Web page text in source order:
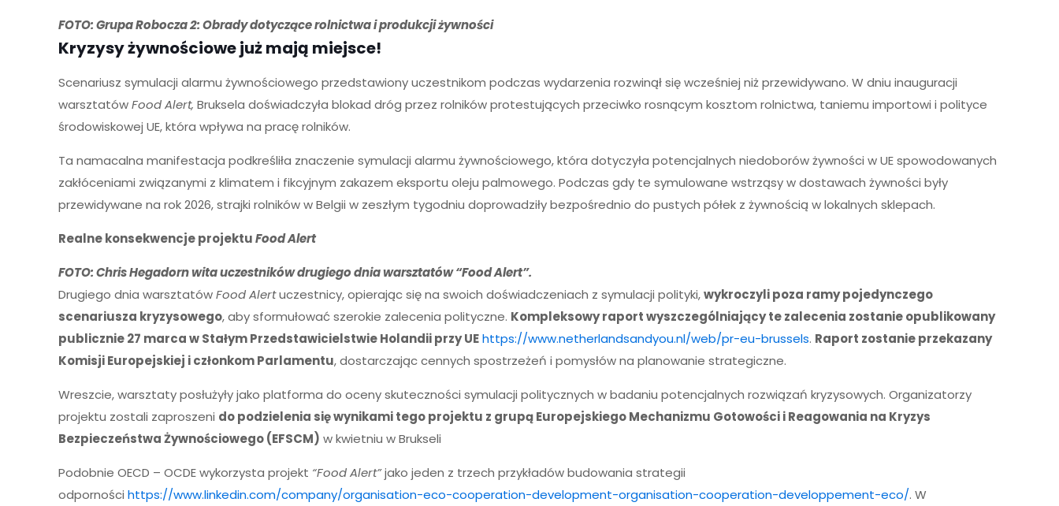
FOTO: Grupa Robocza 2: Obrady dotyczące rolnictwa i produkcji żywności
Kryzysy żywnościowe już mają miejsce!
Scenariusz symulacji alarmu żywnościowego przedstawiony uczestnikom podczas wydarzenia rozwinął się wcześniej niż przewidywano. W dniu inauguracji
warsztatówFood Alert, Bruksela doświadczyła blokad dróg przez rolników protestujących przeciwko rosnącym kosztom rolnictwa, taniemu importowi i polityce
środowiskowej UE, która wpływa na pracę rolników.
Ta namacalna manifestacja podkreśliła znaczenie symulacji alarmu żywnościowego, która dotyczyła potencjalnych niedoborów żywności w UE spowodowanych
zakłóceniami związanymi z klimatem i fikcyjnym zakazem eksportu oleju palmowego. Podczas gdy te symulowane wstrząsy w dostawach żywności były
przewidywane na rok 2026, strajki rolników w Belgii w zeszłym tygodniu doprowadziły bezpośrednio do pustych półek z żywnością w lokalnych sklepach.
Realne konsekwencje projektuFood Alert
FOTO: Chris Hegadorn wita uczestników drugiego dnia warsztatów “Food Alert”.
Drugiego dnia warsztatówFood Alertuczestnicy, opierając się na swoich doświadczeniach z symulacji polityki,wykroczyli poza ramy pojedynczego
scenariusza kryzysowego, aby sformułować szerokie zalecenia polityczne. Kompleksowy raport wyszczególniający te zalecenia zostanie opublikowany
publicznie 27 marca w Stałym Przedstawicielstwie Holandii przy UEhttps://www.netherlandsandyou.nl/web/pr-eu-brussels. Raport zostanie przekazany
Komisji Europejskiej i członkom Parlamentu, dostarczając cennych spostrzeżeń i pomysłów na planowanie strategiczne.
Wreszcie, warsztaty posłużyły jako platforma do oceny skuteczności symulacji politycznych w badaniu potencjalnych rozwiązań kryzysowych. Organizatorzy
projektu zostali zaproszeni do podzielenia się wynikami tego projektu z grupą Europejskiego Mechanizmu Gotowości i Reagowania na Kryzys
Bezpieczeństwa Żywnościowego (EFSCM) w kwietniu w Brukseli
Podobnie OECD – OCDE wykorzysta projekt “Food Alert”jako jeden z trzech przykładów budowania strategii
odpornościhttps://www.linkedin.com/company/organisation-eco-cooperation-development-organisation-cooperation-developpement-eco/. W